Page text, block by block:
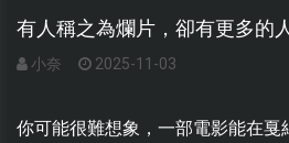
有人稱之為爛片，卻有更多的
小奈 2025-11-03
你可能很難想象，一部電影能在戛